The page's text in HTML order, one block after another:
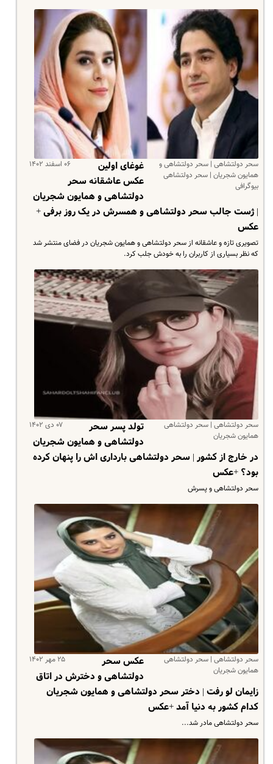
سحر دولتشاهی | سحر دولتشاهی و
همایون شجریان | سحر دولتشاهی
بیوگرافی
۰۶ اسفند ۱۴۰۲
غوغای اولین
عکس عاشقانه سحر
دولتشاهی و همایون شجریان
| ژست جالب سحر دولتشاهی و همسرش در یک روز برفی +
عکس
تصویری تازه و عاشقانه از سحر دولتشاهی و همایون شجریان در فضای منتشر شد
که نظر بسیاری از کاربران را به خودش جلب کرد.
سحر دولتشاهی | سحر دولتشاهی
همایون شجریان
۰۷ دی ۱۴۰۲
تولد پسر سحر
دولتشاهی و همایون شجریان
در خارج از کشور | سحر دولتشاهی بارداری اش را پنهان کرده
بود؟ +عکس
سحر دولتشاهی و پسرش
سحر دولتشاهی | سحر دولتشاهی
همایون شجریان
۲۵ مهر ۱۴۰۲
عکس سحر
دولتشاهی و دخترش در اتاق
زایمان لو رفت | دختر سحر دولتشاهی و همایون شجریان
کدام کشور به دنیا آمد +عکس
سحر دولتشاهی مادر شد...